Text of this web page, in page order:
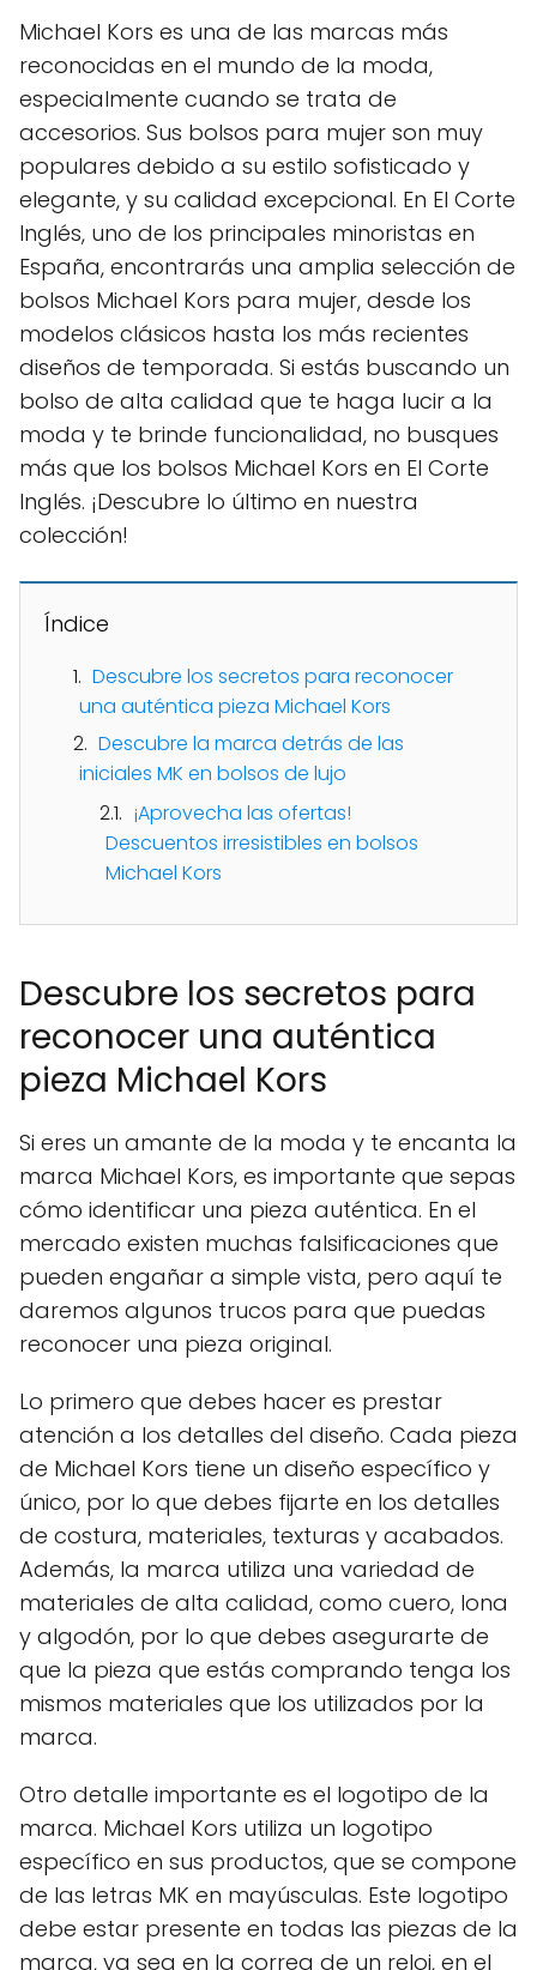
Michael Kors es una de las marcas más
reconocidas en el mundo de la moda,
especialmente cuando se trata de
accesorios. Sus bolsos para mujer son muy
populares debido a su estilo sofisticado y
elegante, y su calidad excepcional. En El Corte
Inglés, uno de los principales minoristas en
España, encontrarás una amplia selección de
bolsos Michael Kors para mujer, desde los
modelos clásicos hasta los más recientes
diseños de temporada. Si estás buscando un
bolso de alta calidad que te haga lucir a la
moda y te brinde funcionalidad, no busques
más que los bolsos Michael Kors en El Corte
Inglés. ¡Descubre lo último en nuestra
colección!
Índice
Descubre los secretos para reconocer
una auténtica pieza Michael Kors
Descubre la marca detrás de las
iniciales MK en bolsos de lujo
¡Aprovecha las ofertas!
Descuentos irresistibles en bolsos
Michael Kors
Descubre los secretos para
reconocer una auténtica
pieza Michael Kors
Si eres un amante de la moda y te encanta la
marca Michael Kors, es importante que sepas
cómo identificar una pieza auténtica. En el
mercado existen muchas falsificaciones que
pueden engañar a simple vista, pero aquí te
daremos algunos trucos para que puedas
reconocer una pieza original.
Lo primero que debes hacer es prestar
atención a los detalles del diseño. Cada pieza
de Michael Kors tiene un diseño específico y
único, por lo que debes fijarte en los detalles
de costura, materiales, texturas y acabados.
Además, la marca utiliza una variedad de
materiales de alta calidad, como cuero, lona
y algodón, por lo que debes asegurarte de
que la pieza que estás comprando tenga los
mismos materiales que los utilizados por la
marca.
Otro detalle importante es el logotipo de la
marca. Michael Kors utiliza un logotipo
específico en sus productos, que se compone
de las letras MK en mayúsculas. Este logotipo
debe estar presente en todas las piezas de la
marca, ya sea en la correa de un reloj, en el